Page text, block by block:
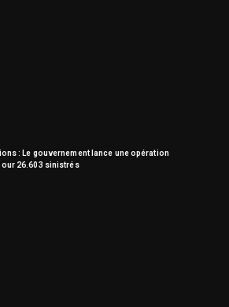
: Le gouvernement lance une opération
26.603 sinistrés